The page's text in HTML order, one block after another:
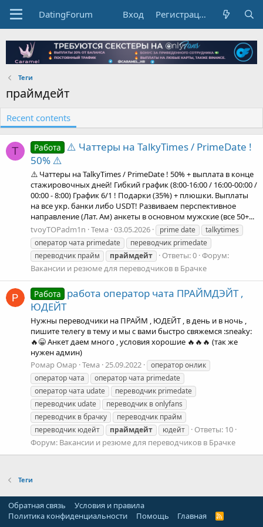
DatingForum Вход Регистрация
Теги
праймдейт
Recent contents
T Работа ⚠️ Чаттеры на TalkyTimes / PrimeDate !
50% ⚠️
⚠️ Чаттеры на TalkyTimes / PrimeDate ! 50% + выплата в конце
стажировочных дней! Гибкий график (8:00-16:00 / 16:00-00:00 /
00:00 - 8:00) График 6/1 ! Подарки (35%) + плюшки. Выплаты
на все укр. банки либо USDT! Развиваем перспективное
направление (Лат. Ам) анкеты в основном мужские (все 50+...
tvoyTOPadm1n Тема 03.05.2026 prime date
talkytimes
оператор чата primedate
переводчик primedate
переводчик прайм
праймдейт Ответы: 0 Форум:
Вакансии и резюме для переводчиков в Брачке
Работа
работа оператор чата ПРАЙМДЭЙТ ,
ЮДЕЙТ
Нужны переводчики на ПРАЙМ , ЮДЕЙТ , в день и в ночь ,
пишите телегу в тему и мы с вами быстро свяжемся :sneaky:
🔥😁 Анкет даем много , условия хорошие 🔥🔥🔥 (так же
нужен админ)
Ромар Омар Тема 25.09.2022
оператор онлик
оператор чата
оператор чата primedate
оператор чата udate
переводчик primedate
переводчик udate
переводчик в onlyfans
переводчик в брачку
переводчик прайм
переводчик юдейт
праймдейт юдейт
Ответы: 10
Форум: Вакансии и резюме для переводчиков в Брачке
Теги
Обратная связь
Условия и правила
Политика конфиденциальности
Помощь Главная
R